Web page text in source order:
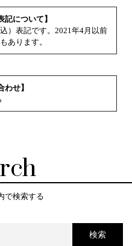
記について】
）表記です。2021年4月以前
あります。
わせ】
で検索する
検索